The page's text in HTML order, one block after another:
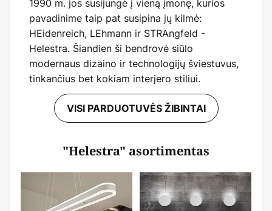
1990 m. jos susijungė į vieną įmonę, kurios
pavadinime taip pat susipina jų kilmė:
HEidenreich, LEhmann ir STRAngfeld -
Helestra. Šiandien ši bendrovė siūlo
modernaus dizaino ir technologijų šviestuvus,
tinkančius bet kokiam interjero stiliui.
VISI PARDUOTUVĖS ŽIBINTAI
"Helestra" asortimentas